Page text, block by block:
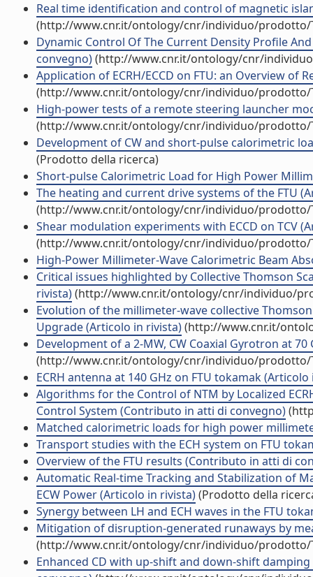
Real time identification and control of magnetic
(http://www.cnr.it/ontology/cnr/individuo/prodotto/
Dynamic Control Of The Current Density Profile
convegno)(http://www.cnr.it/ontology/cnr/
Application of ECRH/ECCD on FTU: an Overview of
(http://www.cnr.it/ontology/cnr/individuo/prodotto/
High-power tests of a remote steering launcher
(http://www.cnr.it/ontology/cnr/individuo/prodotto/
Development of CW and short-pulse calorimetric
(Prodotto della ricerca)
Short-pulse Calorimetric Load for High Power
The heating and current drive systems of the FTU
(http://www.cnr.it/ontology/cnr/individuo/prodotto/
Shear modulation experiments with ECCD on TCV
(http://www.cnr.it/ontology/cnr/individuo/prodotto/
High-Power Millimeter-Wave Calorimetric Beam
Critical issues highlighted by Collective Thomson
rivista)(http://www.cnr.it/ontology/cnr/individuo/
Evolution of the millimeter-wave collective
Upgrade (Articolo in rivista)(http://www.cnr.it/
Development of a 2-MW, CW Coaxial Gyrotron at
(http://www.cnr.it/ontology/cnr/individuo/prodotto/
ECRH antenna at 140 GHz on FTU tokamak
Algorithms for the Control of NTM by Localized
Control System (Contributo in atti di convegno)
Matched calorimetric loads for high power
Transport studies with the ECH system on FTU
Overview of the FTU results (Contributo in atti di
Automatic Real-time Tracking and Stabilization of
ECW Power (Articolo in rivista)(Prodotto della
Synergy between LH and ECH waves in the FTU
Mitigation of disruption-generated runaways by
(http://www.cnr.it/ontology/cnr/individuo/prodotto/
Enhanced CD with up-shift and down-shift